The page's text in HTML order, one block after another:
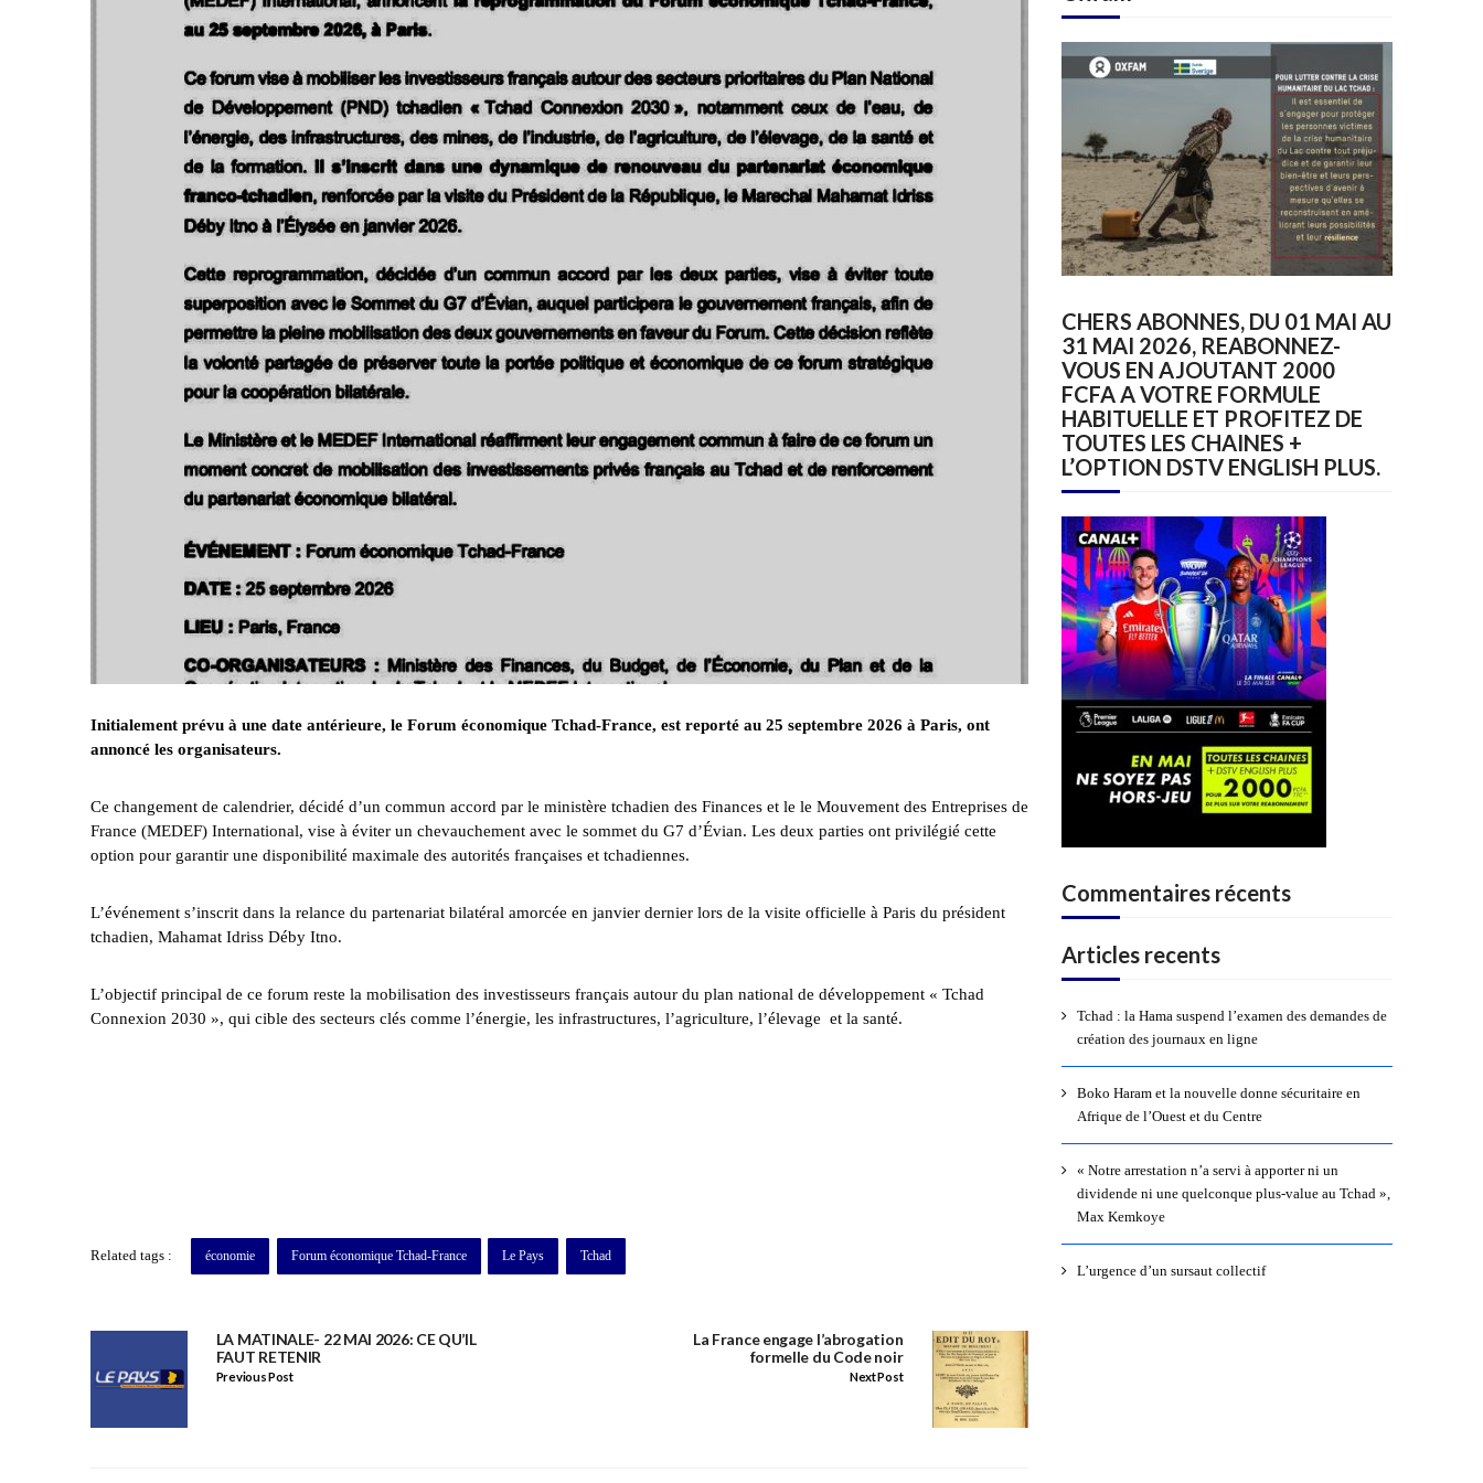
Initialement prévu à une date antérieure, le Forum économique Tchad-France, est reporté au 25 septembre 2026 à Paris, ont
annoncé les organisateurs.
Ce changement de calendrier, décidé d’un commun accord par le ministère tchadien des Finances et le le Mouvement des Entreprises de
France (MEDEF) International, vise à éviter un chevauchement avec le sommet du G7 d’Évian. Les deux parties ont privilégié cette
option pour garantir une disponibilité maximale des autorités françaises et tchadiennes.
L’événement s’inscrit dans la relance du partenariat bilatéral amorcée en janvier dernier lors de la visite officielle à Paris du président
tchadien, Mahamat Idriss Déby Itno.
L’objectif principal de ce forum reste la mobilisation des investisseurs français autour du plan national de développement « Tchad
Connexion 2030 », qui cible des secteurs clés comme l’énergie, les infrastructures, l’agriculture, l’élevage et la santé.
Related tags : économie Forum économique Tchad-France Le Pays Tchad
LA MATINALE- 22 MAI 2026: CE QU’IL
FAUT RETENIR
Previous Post
La France engage l’abrogation
formelle du Code noir
Next Post
CHERS ABONNES, DU 01 MAI AU
31 MAI 2026, REABONNEZ-
VOUS EN AJOUTANT 2000
FCFA A VOTRE FORMULE
HABITUELLE ET PROFITEZ DE
TOUTES LES CHAINES +
L’OPTION DSTV ENGLISH PLUS.
Commentaires récents
Articles recents
Tchad : la Hama suspend l’examen des demandes de
création des journaux en ligne
Boko Haram et la nouvelle donne sécuritaire en
Afrique de l’Ouest et du Centre
« Notre arrestation n’a servi à apporter ni un
dividende ni une quelconque plus-value au Tchad »,
Max Kemkoye
L’urgence d’un sursaut collectif